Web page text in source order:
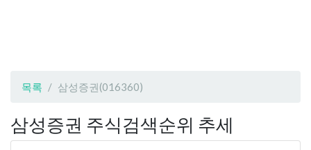
목록 삼성증권(016360)
삼성증권 주식검색순위 추세